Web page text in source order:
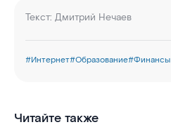
Текст: Дмитрий Нечаев
#Интернет#Образование#Финансы
Читайте также